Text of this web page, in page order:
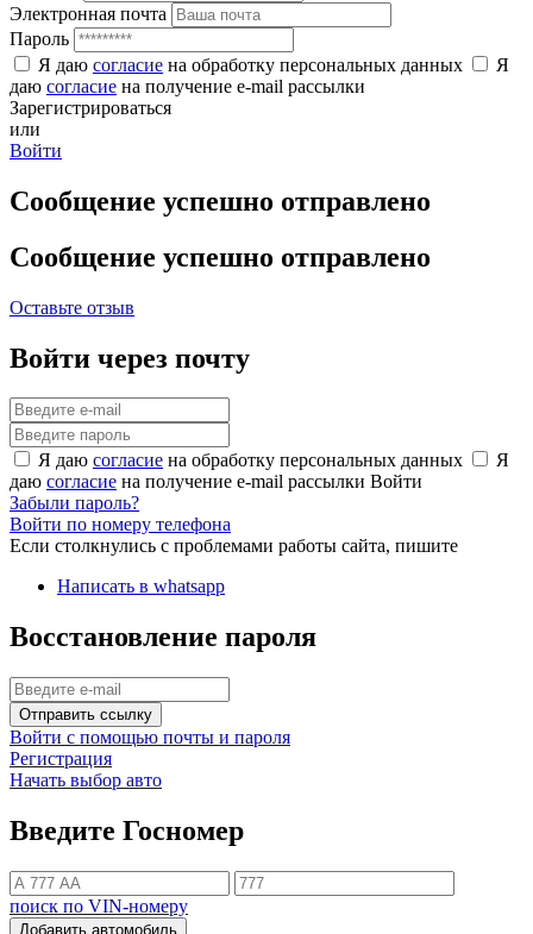
Электронная почта
Пароль
Я даю согласие на обработку персональных данных
Я
даю согласие на получение e-mail рассылки
Зарегистрироваться
или
Войти
Сообщение успешно отправлено
Сообщение успешно отправлено
Оставьте отзыв
Войти через почту
Я даю согласие на обработку персональных данных
Я
даю согласие на получение e-mail рассылки Войти
Забыли пароль?
Войти по номеру телефона
Если столкнулись с проблемами работы сайта, пишите
Написать в whatsapp
Восстановление пароля
Отправить ссылку
Войти с помощью почты и пароля
Регистрация
Начать выбор авто
Введите Госномер
поиск по VIN-номеру
Добавить автомобиль